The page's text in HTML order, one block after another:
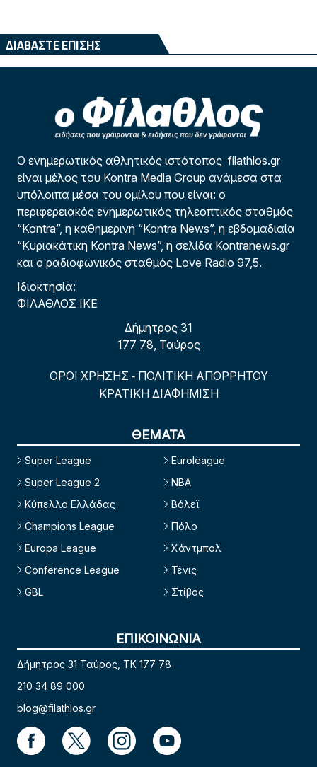
ΔΙΑΒΑΣΤΕ ΕΠΙΣΗΣ
Ο ενημερωτικός αθλητικός ιστότοπος filathlos.gr
είναι μέλος του Kontra Media Group ανάμεσα στα
υπόλοιπα μέσα του ομίλου που είναι: ο
περιφερειακός ενημερωτικός τηλεοπτικός σταθμός
“Kontra”, η καθημερινή “Kontra News”, η εβδομαδιαία
“Κυριακάτικη Kontra News”, η σελίδα Kontranews.gr
και ο ραδιοφωνικός σταθμός Love Radio 97,5.
Ιδιοκτησία:
ΦΙΛΑΘΛΟΣ ΙΚΕ
Δήμητρος 31
177 78, Ταύρος
ΟΡΟΙ ΧΡΗΣΗΣ - ΠΟΛΙΤΙΚΗ ΑΠΟΡΡΗΤΟΥ
ΚΡΑΤΙΚΗ ΔΙΑΦΗΜΙΣΗ
ΘΕΜΑΤΑ
Super League
Super League 2
Κύπελλο Ελλάδας
Champions League
Europa League
Conference League
GBL
Euroleague
NBA
Βόλεϊ
Πόλο
Χάντμπολ
Τένις
Στίβος
ΕΠΙΚΟΙΝΩΝΙΑ
Δήμητρος 31 Ταύρος, TK 177 78
210 34 89 000
blog@filathlos.gr